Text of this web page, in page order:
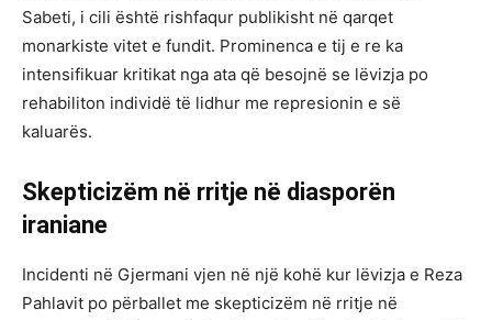
Sabeti, i cili është rishfaqur publikisht në qarqet
monarkiste vitet e fundit. Prominenca e tij e re ka
intensifikuar kritikat nga ata që besojnë se lëvizja po
rehabiliton individë të lidhur me represionin e së
kaluarës.
Skepticizëm në rritje në diasporën
iraniane
Incidenti në Gjermani vjen në një kohë kur lëvizja e Reza
Pahlavit po përballet me skepticizëm në rritje në